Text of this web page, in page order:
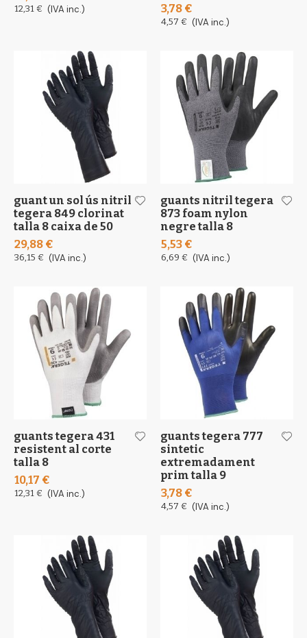
12,31 € (IVA inc.) 3,78 €
4,57 € (IVA inc.)
guant un sol ús nitril
tegera 849 clorinat
talla 8 caixa de 50
29,88 €
36,15 € (IVA inc.)
guants nitril tegera
873 foam nylon
negre talla 8
5,53 €
6,69 € (IVA inc.)
guants tegera 431
resistent al corte
talla 8
10,17 €
12,31 € (IVA inc.)
guants tegera 777
sintetic
extremadament
prim talla 9
3,78 €
4,57 € (IVA inc.)